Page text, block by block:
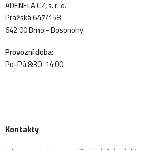
ADENELA CZ, s. r. o.
Pražská 647/158
642 00 Brno - Bosonohy
Provozní doba:
Po-Pá 8:30-14:00
Kontakty